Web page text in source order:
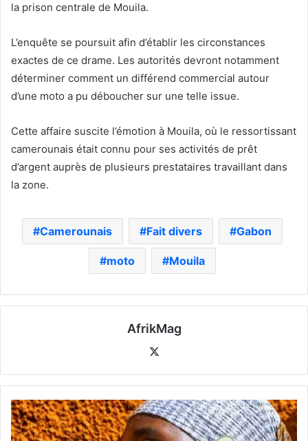
la prison centrale de Mouila.
L’enquête se poursuit afin d’établir les circonstances
exactes de ce drame. Les autorités devront notamment
déterminer comment un différend commercial autour
d’une moto a pu déboucher sur une telle issue.
Cette affaire suscite l’émotion à Mouila, où le ressortissant
camerounais était connu pour ses activités de prêt
d’argent auprès de plusieurs prestataires travaillant dans
la zone.
Camerounais Fait divers Gabon
moto Mouila
AfrikMag